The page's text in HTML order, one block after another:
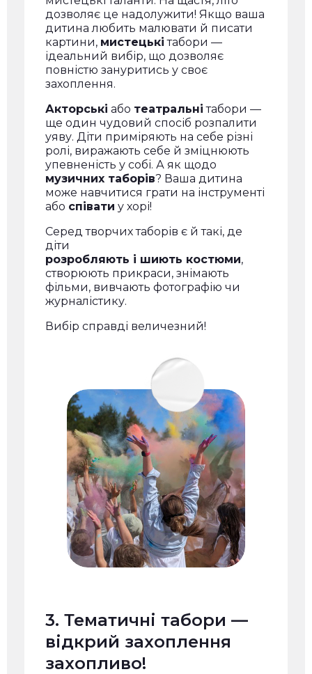
дозволяє це надолужити! Якщо ваша
дитина любить малювати й писати
картини, мистецькі табори —
ідеальний вибір, що дозволяє
повністю зануритись у своє
захоплення.
Акторські або театральні табори —
ще один чудовий спосіб розпалити
уяву. Діти приміряють на себе різні
ролі, виражають себе й зміцнюють
упевненість у собі. А як щодо
музичних таборів? Ваша дитина
може навчитися грати на інструменті
або співати у хорі!
Серед творчих таборів є й такі, де
діти
розробляють і шиють костюми,
створюють прикраси, знімають
фільми, вивчають фотографію чи
журналістику.
Вибір справді величезний!
3. Тематичні табори —
відкрий захоплення
захопливо!